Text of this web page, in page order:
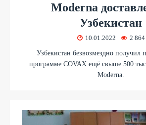
Moderna
Узбекистан
10.01.2022 2 864
Узбекистан безвозмездно получил
программе COVAX ещё свыше 500
Moderna.